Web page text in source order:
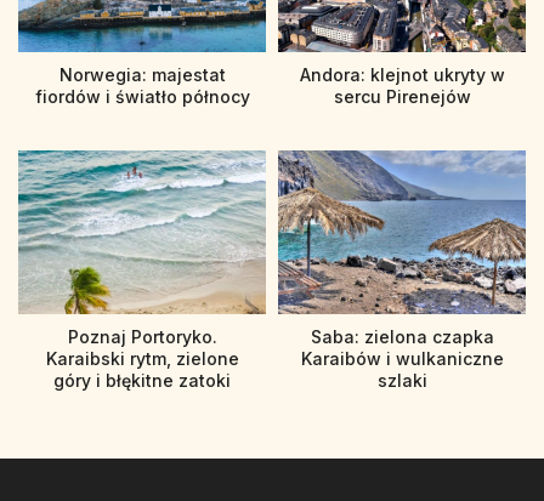
Norwegia: majestat
fiordów i światło północy
Andora: klejnot ukryty w
sercu Pirenejów
Poznaj Portoryko.
Karaibski rytm, zielone
góry i błękitne zatoki
Saba: zielona czapka
Karaibów i wulkaniczne
szlaki